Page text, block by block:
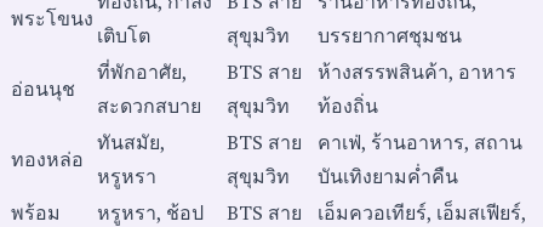
พระโขนง
เติบโต
สุขุมวิท
บรรยากาศชุมชน
อ่อนนุช
ที่พักอาศัย,
สะดวกสบาย
BTS สาย
สุขุมวิท
ห้างสรรพสินค้า, อาหาร
ท้องถิ่น
ทองหล่อ
ทันสมัย,
หรูหรา
BTS สาย
สุขุมวิท
คาเฟ่, ร้านอาหาร, สถาน
บันเทิงยามค่ำคืน
พร้อม
หรูหรา, ช้อป
BTS สาย
เอ็มควอเทียร์, เอ็มสเฟียร์,